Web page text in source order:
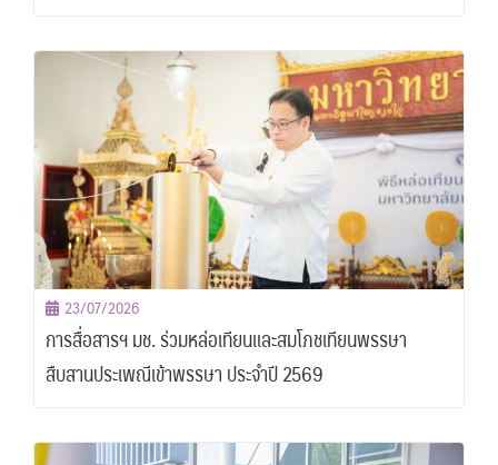
23/07/2026
การสื่อสารฯ มช. ร่วมหล่อเทียนและสมโภชเทียนพรรษา
สืบสานประเพณีเข้าพรรษา ประจำปี 2569